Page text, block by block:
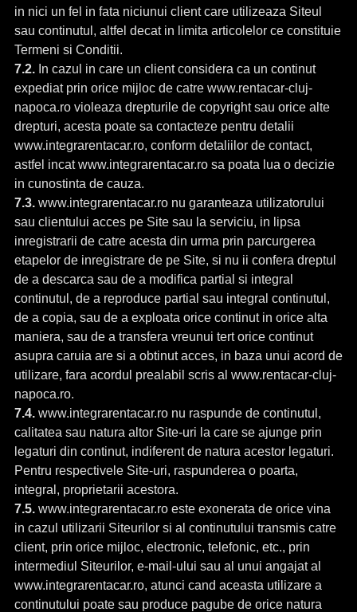
in nici un fel in fata niciunui client care utilizeaza Siteul
sau continutul, altfel decat in limita articolelor ce constituie
Termeni si Conditii.
7.2.In cazul in care un client considera ca un continut
expediat prin orice mijloc de catre www.rentacar-cluj-
napoca.ro violeaza drepturile de copyright sau orice alte
drepturi, acesta poate sa contacteze pentru detalii
www.integrarentacar.ro, conform detaliilor de contact,
astfel incat www.integrarentacar.ro sa poata lua o decizie
in cunostinta de cauza.
7.3.www.integrarentacar.ro nu garanteaza utilizatorului
sau clientului acces pe Site sau la serviciu, in lipsa
inregistrarii de catre acesta din urma prin parcurgerea
etapelor de inregistrare de pe Site, si nu ii confera dreptul
de a descarca sau de a modifica partial si integral
continutul, de a reproduce partial sau integral continutul,
de a copia, sau de a exploata orice continut in orice alta
maniera, sau de a transfera vreunui tert orice continut
asupra caruia are si a obtinut acces, in baza unui acord de
utilizare, fara acordul prealabil scris al www.rentacar-cluj-
napoca.ro.
7.4.www.integrarentacar.ro nu raspunde de continutul,
calitatea sau natura altor Site-uri la care se ajunge prin
legaturi din continut, indiferent de natura acestor legaturi.
Pentru respectivele Site-uri, raspunderea o poarta,
integral, proprietarii acestora.
7.5.www.integrarentacar.ro este exonerata de orice vina
in cazul utilizarii Siteurilor si al continutului transmis catre
client, prin orice mijloc, electronic, telefonic, etc., prin
intermediul Siteurilor, e-mail-ului sau al unui angajat al
www.integrarentacar.ro, atunci cand aceasta utilizare a
continutului poate sau produce pagube de orice natura